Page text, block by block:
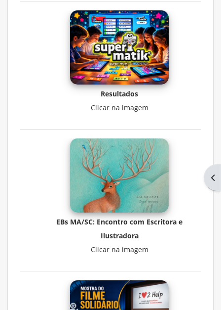
Resultados
Clicar na imagem
EBs MA/SC: Encontro com Escritora e
Ilustradora
Clicar na imagem